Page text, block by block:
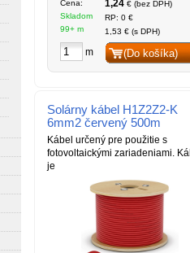
Cena:
Skladom
99+ m
1,24 € (bez DPH)
RP: 0 €
1,53 € (s DPH)
m (Do košíka)
Solárny kábel H1Z2Z2-K
6mm2 červený 500m
Kábel určený pre použitie s
fotovoltaickými zariadeniami.
je